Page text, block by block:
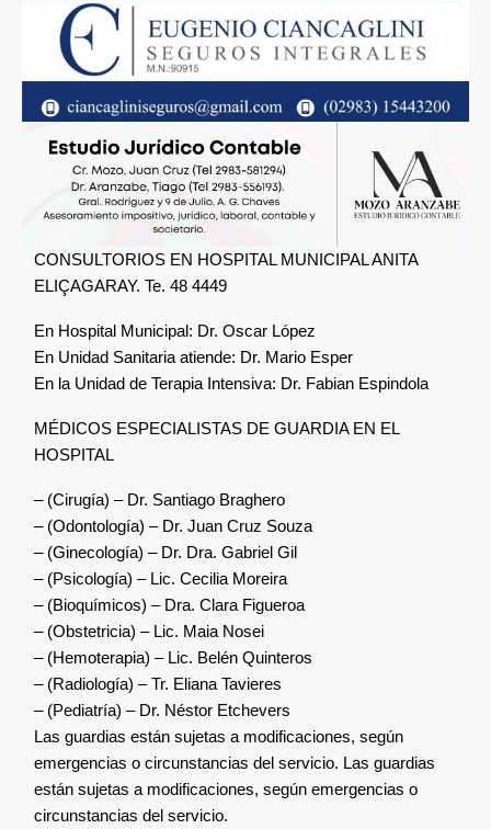
CONSULTORIOS EN HOSPITAL MUNICIPAL ANITA
ELIÇAGARAY. Te. 48 4449
En Hospital Municipal: Dr. Oscar López
En Unidad Sanitaria atiende: Dr. Mario Esper
En la Unidad de Terapia Intensiva: Dr. Fabian Espindola
MÉDICOS ESPECIALISTAS DE GUARDIA EN EL
HOSPITAL
– (Cirugía) – Dr. Santiago Braghero
– (Odontología) – Dr. Juan Cruz Souza
– (Ginecología) – Dr. Dra. Gabriel Gil
– (Psicología) – Lic. Cecilia Moreira
– (Bioquímicos) – Dra. Clara Figueroa
– (Obstetricia) – Lic. Maia Nosei
– (Hemoterapia) – Lic. Belén Quinteros
– (Radiología) – Tr. Eliana Tavieres
– (Pediatría) – Dr. Néstor Etchevers
Las guardias están sujetas a modificaciones, según
emergencias o circunstancias del servicio. Las guardias
están sujetas a modificaciones, según emergencias o
circunstancias del servicio.